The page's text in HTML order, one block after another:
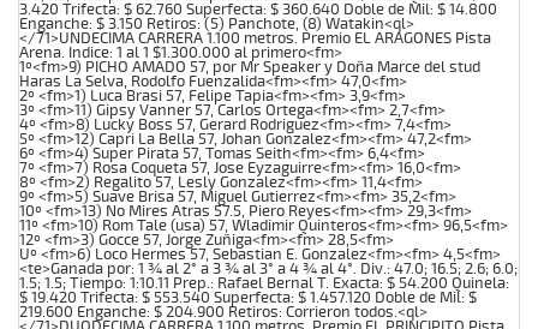
3.420 Trifecta: $ 62.760 Superfecta: $ 360.640 Doble de Mil: $ 14.800
Enganche: $ 3.150 Retiros: (5) Panchote, (8) Watakin<ql>
</71>UNDECIMA CARRERA 1.100 metros. Premio EL ARAGONES Pista
Arena. Indice: 1 al 1 $1.300.000 al primero<fm>
1º<fm>9) PICHO AMADO 57, por Mr Speaker y Doña Marce del stud
Haras La Selva, Rodolfo Fuenzalida<fm><fm> 47,0<fm>
2º <fm>1) Luca Brasi 57, Felipe Tapia<fm><fm> 3,9<fm>
3º <fm>11) Gipsy Vanner 57, Carlos Ortega<fm><fm> 2,7<fm>
4º <fm>8) Lucky Boss 57, Gerard Rodriguez<fm><fm> 7,4<fm>
5º <fm>12) Capri La Bella 57, Johan Gonzalez<fm><fm> 47,2<fm>
6º <fm>4) Super Pirata 57, Tomas Seith<fm><fm> 6,4<fm>
7º <fm>7) Rosa Coqueta 57, Jose Eyzaguirre<fm><fm> 16,0<fm>
8º <fm>2) Regalito 57, Lesly Gonzalez<fm><fm> 11,4<fm>
9º <fm>5) Suave Brisa 57, Miguel Gutierrez<fm><fm> 35,2<fm>
10º <fm>13) No Mires Atras 57.5, Piero Reyes<fm><fm> 29,3<fm>
11º <fm>10) Rom Tale (usa) 57, Wladimir Quinteros<fm><fm> 96,5<fm>
12º <fm>3) Gocce 57, Jorge Zuñiga<fm><fm> 28,5<fm>
Uº <fm>6) Loco Hermes 57, Sebastian E. Gonzalez<fm><fm> 4,5<fm>
<te>Ganada por: 1 ¾ al 2° a 3 ¾ al 3° a 4 ¾ al 4°. Div.: 47.0; 16.5; 2.6; 6.0;
1.5; 1.5; Tiempo: 1:10.11 Prep.: Rafael Bernal T. Exacta: $ 54.200 Quinela:
$ 19.420 Trifecta: $ 553.540 Superfecta: $ 1.457.120 Doble de Mil: $
219.600 Enganche: $ 204.900 Retiros: Corrieron todos.<ql>